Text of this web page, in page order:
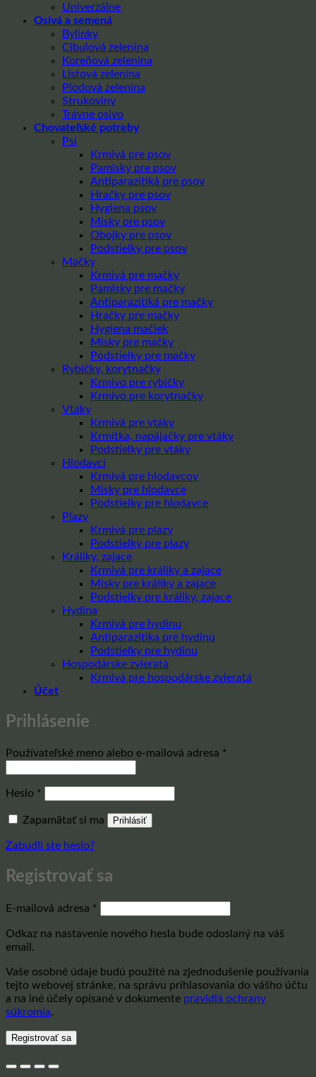
Univerzálne
Osivá a semená
Bylinky
Cibulová zelenina
Koreňová zelenina
Listová zelenina
Plodová zelenina
Strukoviny
Trávne osivo
Chovateľské potreby
Psi
Krmivá pre psov
Pamlsky pre psov
Antiparazitiká pre psov
Hračky pre psov
Hygiena psov
Misky pre psov
Obojky pre psov
Podstielky pre psov
Mačky
Krmivá pre mačky
Pamlsky pre mačky
Antiparazitiká pre mačky
Hračky pre mačky
Hygiena mačiek
Misky pre mačky
Podstielky pre mačky
Rybičky, korytnačky
Krmivo pre rybičky
Krmivo pre korytnačky
Vtáky
Krmivá pre vtáky
Krmítka, napájačky pre vtáky
Podstielky pre vtáky
Hlodavci
Krmivá pre hlodavcov
Misky pre hlodavce
Podstielky pre hlodavce
Plazy
Krmivá pre plazy
Podstielky pre plazy
Králiky, zajace
Krmivá pre králiky a zajace
Misky pre králiky a zajace
Podstielky pre králiky, zajace
Hydina
Krmivá pre hydinu
Antiparazitika pre hydinu
Podstielky pre hydinu
Hospodárske zvieratá
Krmivá pre hospodárske zvieratá
Účet
Prihlásenie
Používateľské meno alebo e-mailová adresa *
Heslo *
Zapamätať si ma Prihlásiť
Zabudli ste heslo?
Registrovať sa
E-mailová adresa *
Odkaz na nastavenie nového hesla bude odoslaný na váš
email.
Vaše osobné údaje budú použité na zjednodušenie používania
tejto webovej stránke, na správu prihlasovania do vášho účtu
a na iné účely opísané v dokumente pravidlá ochrany
súkromia.
Registrovať sa